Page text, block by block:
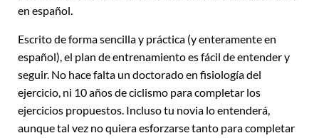
en español.
Escrito de forma sencilla y práctica (y enteramente en
español), el plan de entrenamiento es fácil de entender y
seguir. No hace falta un doctorado en fisiología del
ejercicio, ni 10 años de ciclismo para completar los
ejercicios propuestos. Incluso tu novia lo entenderá,
aunque tal vez no quiera esforzarse tanto para completar